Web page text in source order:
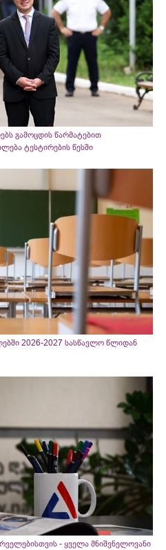
გამოცდის წარმატებით
ტესტირების წესში
2026-2027 სასწავლო წლიდან
- ყველა მნიშვნელოვანი